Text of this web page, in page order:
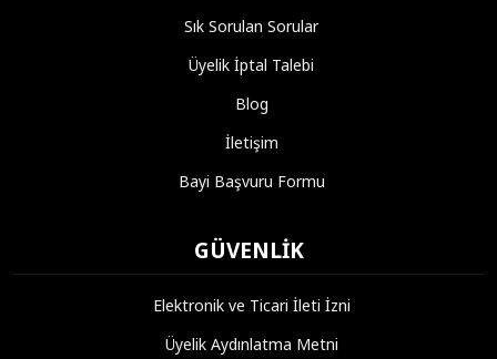
Sık Sorulan Sorular
Üyelik İptal Talebi
Blog
İletişim
Bayi Başvuru Formu
GÜVENLIK
Elektronik ve Ticari İleti İzni
Üyelik Aydınlatma Metni